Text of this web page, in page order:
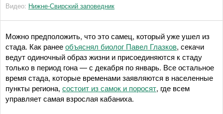
Видео: Нижне-Свирский заповедник
Можно предположить, что это самец, который уже ушел из
стада. Как ранееобъяснял биолог Павел Глазков, секачи
ведут одиночный образ жизни и присоединяются к стаду
только в период гона — с декабря по январь. Все остальное
время стада, которые временами заявляются в населенные
пункты региона, состоит из самок и поросят, где всем
управляет самая взрослая кабаниха.